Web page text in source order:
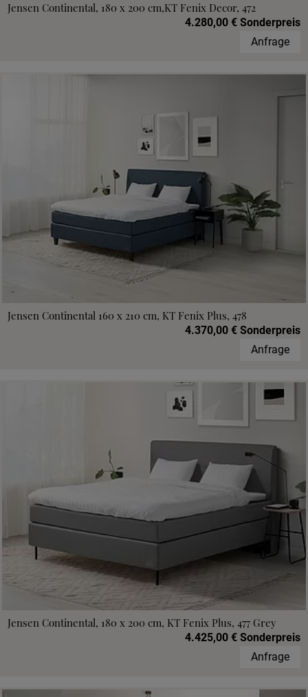
Jensen Continental, 180 x 200 cm,KT Fenix Decor, 472
4.280,00 € Sonderpreis
Anfrage
Jensen Continental 160 x 210 cm, KT Fenix Plus, 478
4.370,00 € Sonderpreis
Anfrage
Jensen Continental, 180 x 200 cm, KT Fenix Plus, 477 Grey
4.425,00 € Sonderpreis
Anfrage